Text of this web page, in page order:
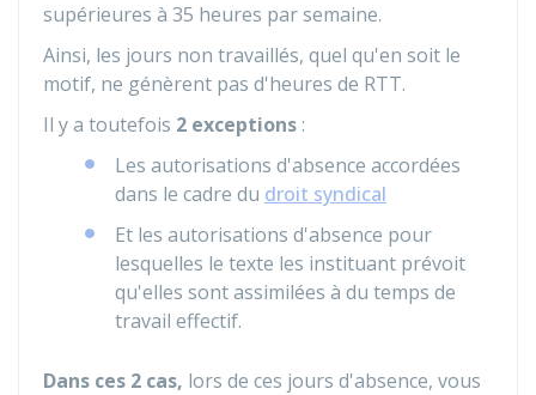
supérieures à 35 heures par semaine.
Ainsi, les jours non travaillés, quel qu'en soit le
motif, ne génèrent pas d'heures de RTT.
Il y a toutefois 2 exceptions :
Les autorisations d'absence accordées
dans le cadre du droit syndical
Et les autorisations d'absence pour
lesquelles le texte les instituant prévoit
qu'elles sont assimilées à du temps de
travail effectif.
Dans ces 2 cas, lors de ces jours d'absence, vous